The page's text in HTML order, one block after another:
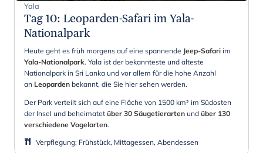
Yala
Tag 10: Leoparden-Safari im Yala-
Nationalpark
Heute geht es früh morgens auf eine spannende Jeep-Safari im
Yala-Nationalpark. Yala ist der bekannteste und älteste
Nationalpark in Sri Lanka und vor allem für die hohe Anzahl
an Leoparden bekannt, die Sie hier sehen werden.
Der Park verteilt sich auf eine Fläche von 1500 km² im Südosten
der Insel und beheimatet über 30 Säugetierarten und über 130
verschiedene Vogelarten.
Verpflegung: Frühstück, Mittagessen, Abendessen